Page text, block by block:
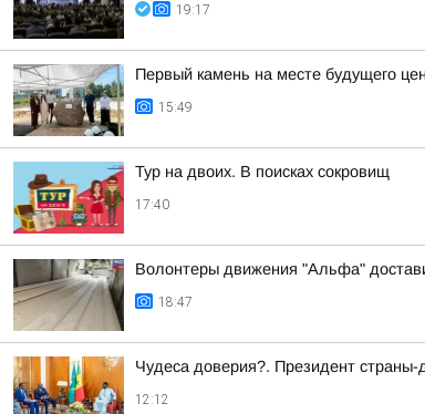
19:17
Первый камень на месте будущего
15:49
Тур на двоих. В поисках сокровищ
17:40
Волонтеры движения "Альфа"
18:47
Чудеса доверия?. Президент
12:12